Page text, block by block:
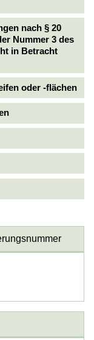
nach § 20
Nummer 3 des
in Betracht
oder -flächen